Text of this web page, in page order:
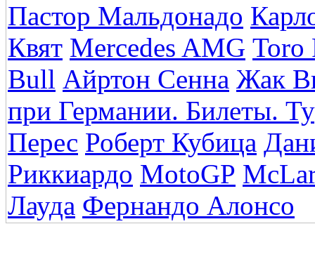
Пастор Мальдонадо
Квят Mercedes AMG Toro
Bull Айртон Сенна Жак
при Германии. Билеты.
Перес Роберт Кубица
Риккиардо MotoGP
Лауда Фернандо Алонсо